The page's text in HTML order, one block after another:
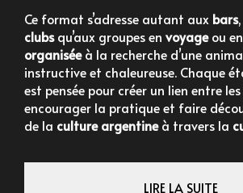
Ce format s’adresse autant aux bars
clubsqu’aux groupes en voyageou en
organiséeà la recherche d’une
instructive et chaleureuse. Chaque
est pensée pour créer un lien entre
encourager la pratique et faire
de la culture argentineà travers la
LIRE LA SUITE